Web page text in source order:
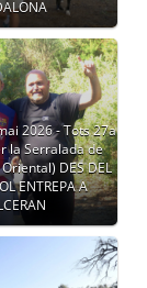
2026 - Tots 27a
la Serralada de
DES DEL
ENTREPA A